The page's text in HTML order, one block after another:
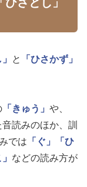
と
「ひさかず」
「きゅう」 や、
読みのほか、訓
では 「ぐ」
「ひ
などの読み方が